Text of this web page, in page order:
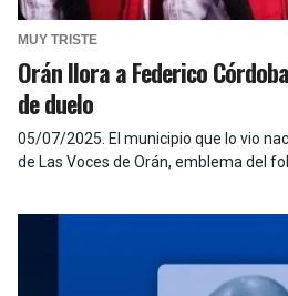
MUY TRISTE
Orán llora a Federico
de duelo
05/07/2025 El municipio que lo vio
de Las Voces de Orán, emblema del